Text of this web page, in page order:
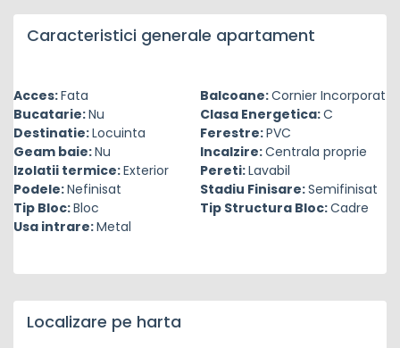
Caracteristici generale apartament
Acces:Fata Balcoane:Cornier Incorporat
Bucatarie:Nu Clasa Energetica:C
Destinatie:Locuinta Ferestre:PVC
Geam baie:Nu Incalzire:Centrala proprie
Izolatii termice:Exterior Pereti:Lavabil
Podele:Nefinisat Stadiu Finisare:Semifinisat
Tip Bloc:Bloc Tip Structura Bloc:Cadre
Usa intrare:Metal
Localizare pe harta